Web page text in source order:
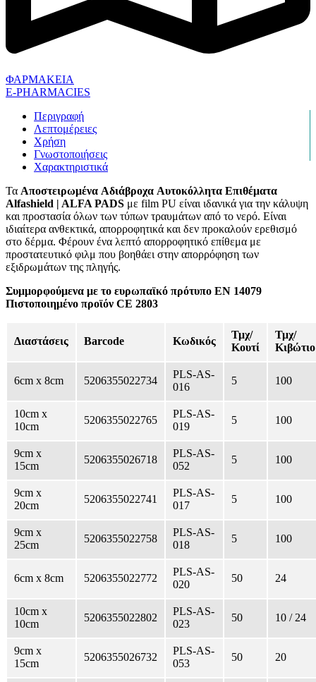
ΦΑΡΜΑΚΕΙΑ
E-PHARMACIES
Περιγραφή
Λεπτομέρειες
Χρήση
Γνωστοποιήσεις
Χαρακτηριστικά
Τα Aποστειρωμένα Aδιάβροχα Aυτοκόλλητα Eπιθέματα
Alfashield | ALFA PADS με film PU είναι ιδανικά για την κάλυψη
και προστασία όλων των τύπων τραυμάτων από το νερό. Είναι
ιδιαίτερα ανθεκτικά, απορροφητικά και δεν προκαλούν ερεθισμό
στο δέρμα. Φέρουν ένα λεπτό απορροφητικό επίθεμα με
προστατευτικό φιλμ που βοηθάει στην απορρόφηση των
εξιδρωμάτων της πληγής.
Συμμορφούμενα με το ευρωπαϊκό πρότυπο ΕΝ 14079
Πιστοποιημένο προϊόν CE 2803
Διαστάσεις Barcode Κωδικός
Τμχ/
Κουτί
Τμχ/
Κιβώτιο
6cm x 8cm 5206355022734
PLS-AS-
016
5 100
10cm x
10cm
5206355022765
PLS-AS-
019
5 100
9cm x
15cm
5206355026718
PLS-AS-
052
5 100
9cm x
20cm
5206355022741
PLS-AS-
017
5 100
9cm x
25cm
5206355022758
PLS-AS-
018
5 100
6cm x 8cm 5206355022772
PLS-AS-
020
50 24
10cm x
10cm
5206355022802
PLS-AS-
023
50 10 / 24
9cm x
15cm
5206355026732
PLS-AS-
053
50 20